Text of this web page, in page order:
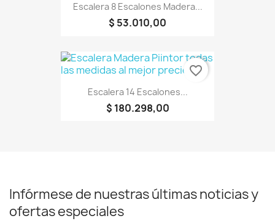
Escalera 8 Escalones Madera...
$ 53.010,00
Escalera 14 Escalones...
$ 180.298,00
favorite_border
Infórmese de nuestras últimas noticias y
ofertas especiales